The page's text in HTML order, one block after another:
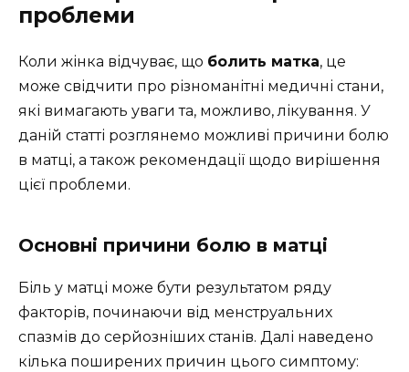
проблеми
Коли жінка відчуває, що болить матка, це
може свідчити про різноманітні медичні стани,
які вимагають уваги та, можливо, лікування. У
даній статті розглянемо можливі причини болю
в матці, а також рекомендації щодо вирішення
цієї проблеми.
Основні причини болю в матці
Біль у матці може бути результатом ряду
факторів, починаючи від менструальних
спазмів до серйозніших станів. Далі наведено
кілька поширених причин цього симптому: